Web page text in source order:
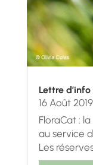
Lettre
16 Août 2019
FloraCat :
au service
Les